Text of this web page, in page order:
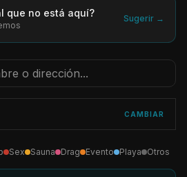
que no está aquí? Sugerir →
CAMBIAR
Sex Sauna Drag Evento Playa Otros